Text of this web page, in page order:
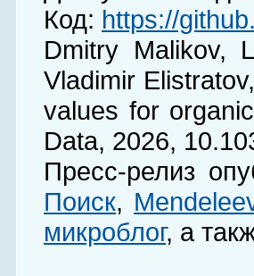
Код: https://
Dmitry Malikov,
Vladimir
values for
Data, 2026,
Пресс-релиз
Поиск,
микроблог, а